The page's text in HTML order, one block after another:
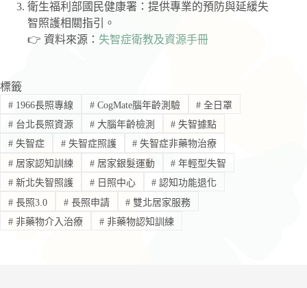
衛生福利部國民健康署：提供專業的預防與延緩失
智照護相關指引。
👉 資料來源： 失智症衛教及資源手冊
標籤
#1966長照專線 #CogMate腦年齡測驗 # 全日罩
#台北長照資源 #大腦年齡檢測 # 失智據點
#失智症 #失智症照護 # 失智症非藥物治療
#居家認知訓練 #居家銀髮運動 # 年輕型失智
#新北失智照護 #日照中心 # 認知功能退化
#長照3.0 #長照申請 # 雙北居家服務
#非藥物介入治療 #非藥物認知訓練